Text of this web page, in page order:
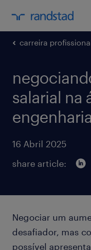
carreira
salarial na
16 Abril 2025
share article:
Negociar um
desafiador, mas
possível